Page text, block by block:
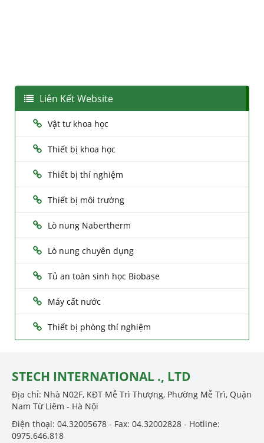
Liên Kết Website
Vật tư khoa học
Thiết bị khoa học
Thiết bị thí nghiệm
Thiết bị môi trường
Lò nung Nabertherm
Lò nung chuyên dụng
Tủ an toàn sinh học Biobase
Máy cất nước
Thiết bị phòng thí nghiệm
STECH INTERNATIONAL ., LTD
Địa chỉ: Nhà N02F, KĐT Mễ Trì Thượng, Phường Mễ Trì, Quận
Nam Từ Liêm - Hà Nội
Điện thoại: 04.32005678 - Fax: 04.32002828 - Hotline:
0975.646.818